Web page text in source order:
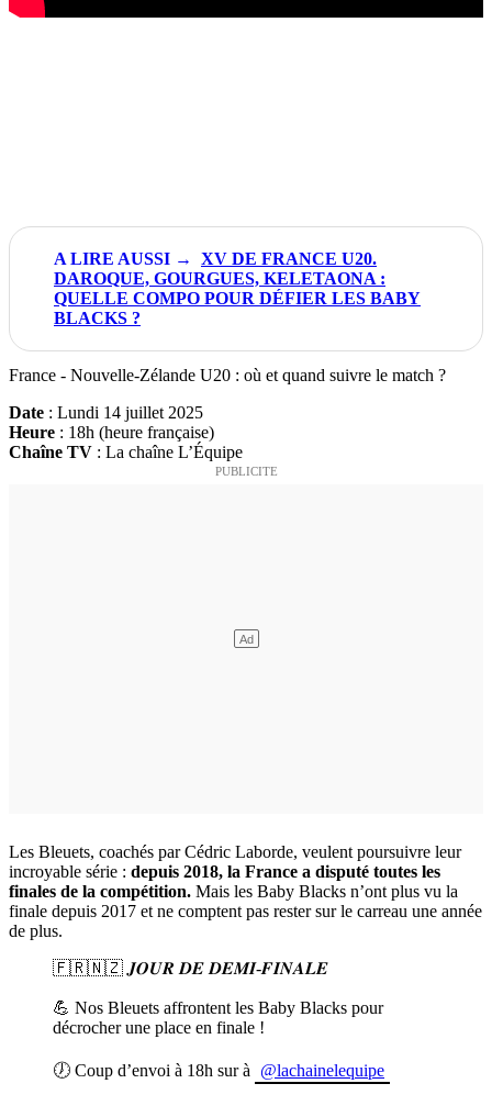
XV DE FRANCE U20.
DAROQUE, GOURGUES, KELETAONA :
QUELLE COMPO POUR DÉFIER LES BABY
BLACKS ?
France - Nouvelle-Zélande U20 : où et quand suivre le match ?
Date : Lundi 14 juillet 2025
Heure : 18h (heure française)
Chaîne TV : La chaîne L’Équipe
Les Bleuets, coachés par Cédric Laborde, veulent poursuivre leur
incroyable série : depuis 2018, la France a disputé toutes les
finales de la compétition. Mais les Baby Blacks n’ont plus vu la
finale depuis 2017 et ne comptent pas rester sur le carreau une année
de plus.
🇫🇷🇳🇿 𝑱𝑶𝑼𝑹 𝑫𝑬 𝑫𝑬𝑴𝑰-𝑭𝑰𝑵𝑨𝑳𝑬
💪 Nos Bleuets affrontent les Baby Blacks pour
décrocher une place en finale !
🕖 Coup d’envoi à 18h sur à @lachainelequipe